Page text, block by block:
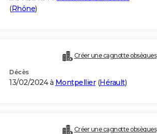
(Rhône)
Créer une cagnotte obsèques
Décès
13/02/2024 à Montpellier(Hérault)
Créer une cagnotte obsèques